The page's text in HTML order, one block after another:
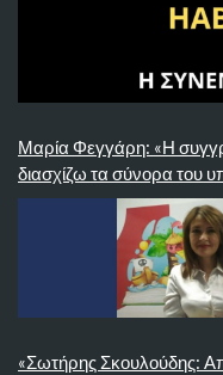
Μαρία Φεγγάρη: «Η
διασχίζω τα σύνορα του
«Σωτήρης Σκουλούδης: